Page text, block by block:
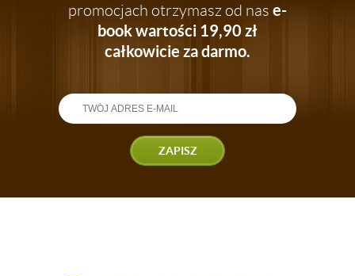
promocjach otrzymasz od nas e-
book wartości 19,90 zł
całkowicie za darmo.
ZAPISZ